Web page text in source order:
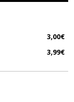
3,00€
3,99€